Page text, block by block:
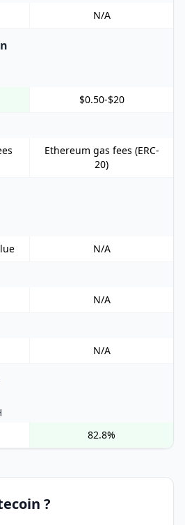
N/A
$0.50-$20
Ethereum gas fees (ERC-
20)
N/A
N/A
N/A
82.8%
?